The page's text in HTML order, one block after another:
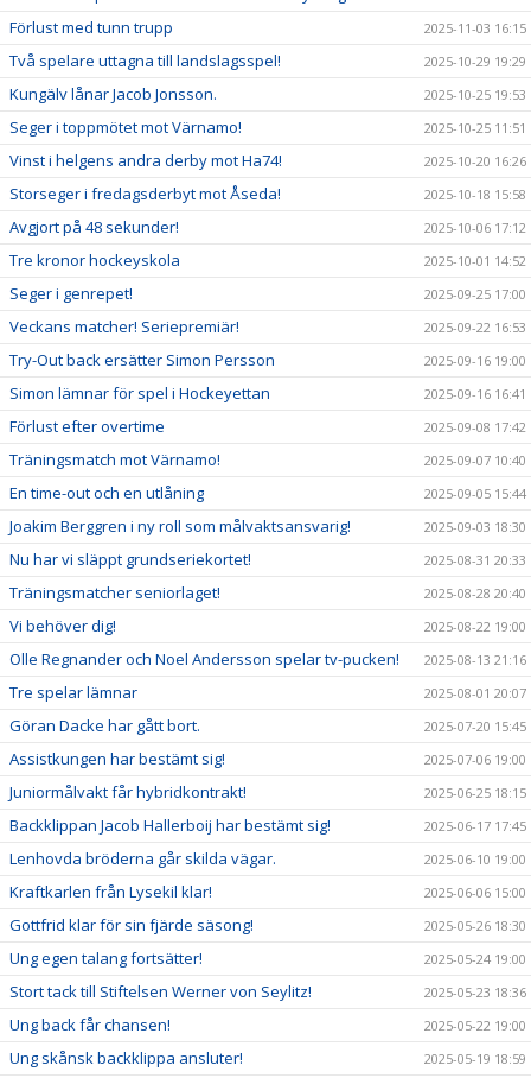
Förlust med tunn trupp 2025-11-03 16:15
Två spelare uttagna till landslagsspel! 2025-10-29 19:29
Kungälv lånar Jacob Jonsson. 2025-10-25 19:53
Seger i toppmötet mot Värnamo! 2025-10-25 11:51
Vinst i helgens andra derby mot Ha74! 2025-10-20 16:26
Storseger i fredagsderbyt mot Åseda! 2025-10-18 15:58
Avgjort på 48 sekunder! 2025-10-06 17:12
Tre kronor hockeyskola 2025-10-01 14:52
Seger i genrepet! 2025-09-25 17:00
Veckans matcher! Seriepremiär! 2025-09-22 16:53
Try-Out back ersätter Simon Persson 2025-09-16 19:00
Simon lämnar för spel i Hockeyettan 2025-09-16 16:41
Förlust efter overtime 2025-09-08 17:42
Träningsmatch mot Värnamo! 2025-09-07 10:40
En time-out och en utlåning 2025-09-05 15:44
Joakim Berggren i ny roll som målvaktsansvarig! 2025-09-03 18:30
Nu har vi släppt grundseriekortet! 2025-08-31 20:33
Träningsmatcher seniorlaget! 2025-08-28 20:40
Vi behöver dig! 2025-08-22 19:00
Olle Regnander och Noel Andersson spelar tv-pucken! 2025-08-13 21:16
Tre spelar lämnar 2025-08-01 20:07
Göran Dacke har gått bort. 2025-07-20 15:45
Assistkungen har bestämt sig! 2025-07-06 19:00
Juniormålvakt får hybridkontrakt! 2025-06-25 18:15
Backklippan Jacob Hallerboij har bestämt sig! 2025-06-17 17:45
Lenhovda bröderna går skilda vägar. 2025-06-10 19:00
Kraftkarlen från Lysekil klar! 2025-06-06 15:00
Gottfrid klar för sin fjärde säsong! 2025-05-26 18:30
Ung egen talang fortsätter! 2025-05-24 19:00
Stort tack till Stiftelsen Werner von Seylitz! 2025-05-23 18:36
Ung back får chansen! 2025-05-22 19:00
Ung skånsk backklippa ansluter! 2025-05-19 18:59